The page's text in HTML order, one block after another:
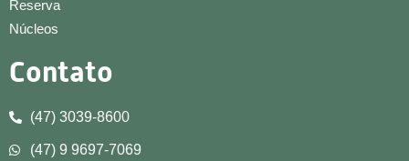
Reserva
Núcleos
Contato
(47) 3039-8600
(47) 9 9697-7069